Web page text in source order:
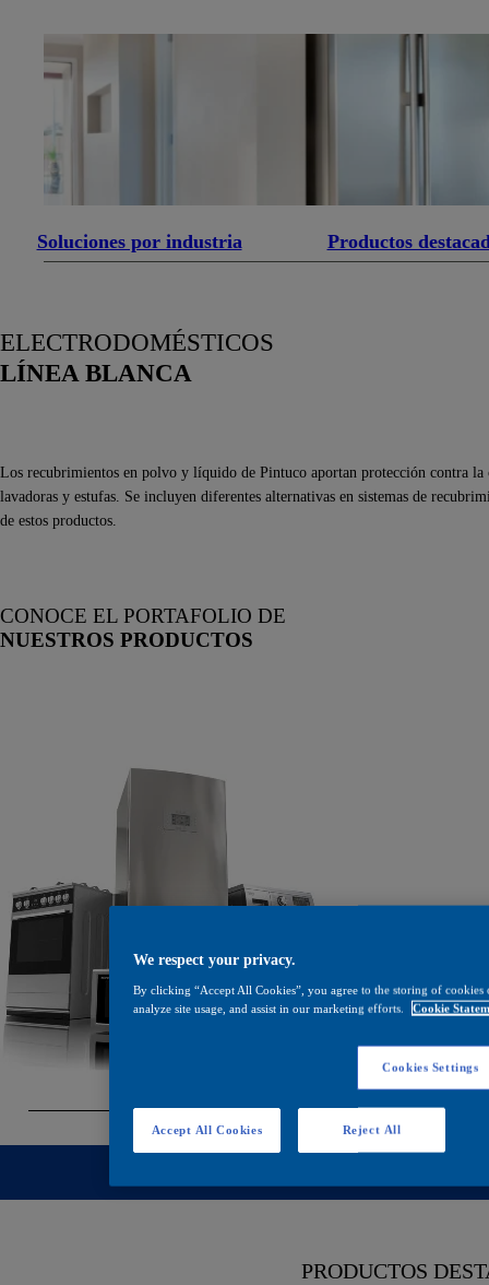
Soluciones por industria Productos
ELECTRODOMÉSTICOS
LÍNEA BLANCA
Los recubrimientos en polvo y líquido de Pintuco aportan protección contra la
lavadoras y estufas. Se incluyen diferentes alternativas en sistemas de
de estos productos.
CONOCE EL PORTAFOLIO DE
NUESTROS PRODUCTOS
Los recubrimientos en polvo y líquido de Pintuco aportan protección
lavadoras y
PRODUCTOS
We respect your privacy.
By clicking “Accept All Cookies”, you agree to the storing of
analyze site usage, and assist in our marketing efforts.
Cookie
Cookies Settings
Reject All
Accept All Cookies